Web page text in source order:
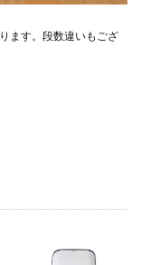
ます。段数違いもござ